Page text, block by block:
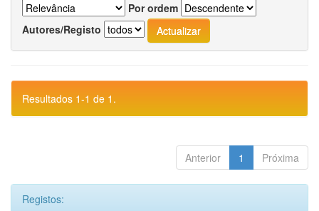
Por ordem
Autores/Registo
Resultados 1-1 de 1.
Anterior 1 Próxima
Registos: